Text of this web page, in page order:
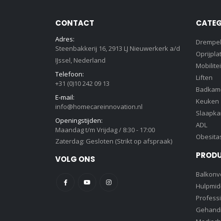
CONTACT
Adres:
Steenbakkerij 16, 2913 LJ Nieuwerkerk a/d
IJssel, Nederland
Telefoon:
+31 (0)10 242 09 13
E-mail:
info@homecareinnovation.nl
Openingstijden:
Maandag t/m Vrijdag / 8:30 - 17:00
Zaterdag: Gesloten (Strikt op afspraak)
VOLG ONS
Liften
Keuken
ADL